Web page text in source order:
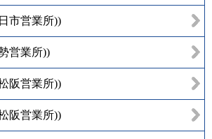
市営業所))
営業所))
阪営業所))
阪営業所))